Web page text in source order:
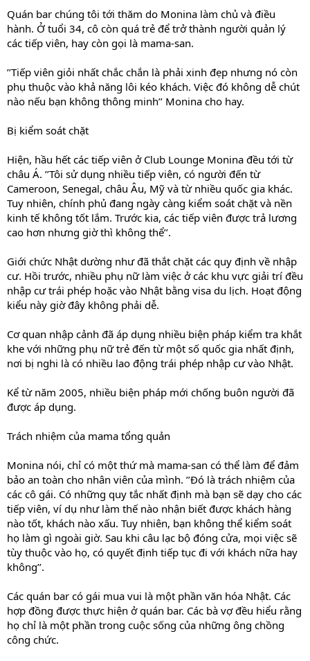
Quán bar chúng tôi tới thăm do Monina làm chủ và điều
hành. Ở tuổi 34, cô còn quá trẻ để trở thành người quản lý
các tiếp viên, hay còn gọi là mama-san.
’’Tiếp viên giỏi nhất chắc chắn là phải xinh đẹp nhưng nó còn
phụ thuộc vào khả năng lôi kéo khách. Việc đó không dễ chút
nào nếu bạn không thông minh’’ Monina cho hay.
Bị kiểm soát chặt
Hiện, hầu hết các tiếp viên ở Club Lounge Monina đều tới từ
châu Á. ’’Tôi sử dụng nhiều tiếp viên, có người đến từ
Cameroon, Senegal, châu Âu, Mỹ và từ nhiều quốc gia khác.
Tuy nhiên, chính phủ đang ngày càng kiểm soát chặt và nền
kinh tế không tốt lắm. Trước kia, các tiếp viên được trả lương
cao hơn nhưng giờ thì không thể’’.
Giới chức Nhật dường như đã thắt chặt các quy định về nhập
cư. Hồi trước, nhiều phụ nữ làm việc ở các khu vực giải trí đều
nhập cư trái phép hoặc vào Nhật bằng visa du lịch. Hoạt động
kiểu này giờ đây không phải dễ.
Cơ quan nhập cảnh đã áp dụng nhiều biện pháp kiểm tra khắt
khe với những phụ nữ trẻ đến từ một số quốc gia nhất định,
nơi bị nghi là có nhiều lao động trái phép nhập cư vào Nhật.
Kể từ năm 2005, nhiều biện pháp mới chống buôn người đã
được áp dụng.
Trách nhiệm của mama tổng quản
Monina nói, chỉ có một thứ mà mama-san có thể làm để đảm
bảo an toàn cho nhân viên của mình. ’’Đó là trách nhiệm của
các cô gái. Có những quy tắc nhất định mà bạn sẽ dạy cho các
tiếp viên, ví dụ như làm thế nào nhận biết được khách hàng
nào tốt, khách nào xấu. Tuy nhiên, bạn không thể kiểm soát
họ làm gì ngoài giờ. Sau khi câu lạc bộ đóng cửa, mọi việc sẽ
tùy thuộc vào họ, có quyết định tiếp tục đi với khách nữa hay
không’’.
Các quán bar có gái mua vui là một phần văn hóa Nhật. Các
hợp đồng được thực hiện ở quán bar. Các bà vợ đều hiểu rằng
họ chỉ là một phần trong cuộc sống của những ông chồng
công chức.